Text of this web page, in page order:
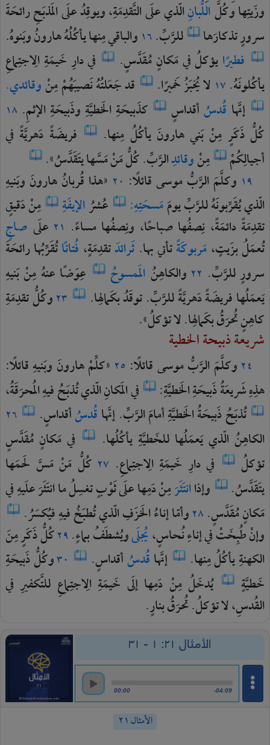
وزَيتِهاوكُلَّاللُّبانِالّذيعلَىالتَّقدِمَةِ،ويوقِدُعلَىالمَذبَحِرائحَةَ
سرورٍتذكارَها للرَّبِّ.١٦ والباقيمِنهايأكُلُهُهارونُوبَنوهُ.
فطيرًايؤكلُفيمَكانٍمُقَدَّسٍ. فيدارِخَيمَةِالِاجتِماعِ
يأكُلونَهُ. ١٧ لايُخبَزُخَميرًا. قدجَعَلتُهُنَصيبَهُمْمِنْوقائدي.
إنَّها قُدسُأقداسٍ كذَبيحَةِالخَطيَّةِوذَبيحَةِالإثمِ. ١٨
كُلُّذَكَرٍ مِنْبَنيهارونَيأكُلُ مِنها. فريضَةً دَهريَّةً في
أجيالِكُمْ
مِنْوقائدِالرَّبِّ.كُلُّمَنْمَسَّهايتَقَدَّسُ».
١٩ وكلَّمَالرَّبُّموسىقائلًا: ٢٠ «هذاقُربانُهارونَوبَنيهِ
الّذييُقَرِّبونَهُللرَّبِّيومَمَسحَتِهِ: عُشرُالإيفَةِ مِنْدَقيقٍ
تقدِمَةًدائمَةً، نِصفُهاصباحًا، ونِصفُهامساءً. ٢١ علَى صاجٍ
تُعمَلُبزَيتٍ،مَربوكَةًتأتيبها.ثَرائدَتقدِمَةٍ،فُتاتًاتُقَرِّبُهارائحَةَ
سرورٍللرَّبِّ. ٢٢ والكاهِنُالمَمسوحُ عِوَضًاعنهُمِنْبَنيهِ
يَعمَلُهافريضَةًدَهريَّةًللرَّبِّ.توقَدُبكَمالِها. ٢٣وكُلُّتقدِمَةِ
كاهِنٍتُحرَقُبكَمالِها.لاتؤكلُ».
شريعة ذبيحة الخطية
٢٤ وكلَّمَالرَّبُّموسىقائلًا: ٢٥ «كلِّمْهارونَوبَنيهِقائلًا:
هذِهِشَريعَةُذَبيحَةِالخَطيَّةِ: فيالمَكانِالّذيتُذبَحُفيهِالمُحرَقَةُ،
تُذبَحُذَبيحَةُالخَطيَّةِأمامَالرَّبِّ.إنَّهاقُدسُأقداسٍ. ٢٦
الكاهِنُالّذييَعمَلُهاللخَطيَّةِيأكُلُها. فيمَكانٍ مُقَدَّسٍ
تؤكلُ
فيدارِ خَيمَةِالِاجتِماعِ. ٢٧ كُلُّ مَنْمَسَّ لَحمَها
يتَقَدَّسُ.
وإذاانتَثَرَمِنْدَمِهاعلَىثَوْبٍتغسِلُماانتَثَرَعلَيهِفي
مَكانٍمُقَدَّسٍ. ٢٨وأمّاإناءُالخَزَفِالّذيتُطبَخُفيهِفيُكسَرُ.
وإنْطُبِخَتْفيإناءِنُحاسٍ،يُجلَىويُشطَفُبماءٍ.٢٩كُلُّذَكَرٍمِنَ
الكهنةِيأكُلُمِنها. إنَّهاقُدسُأقداسٍ. ٣٠وكُلُّذَبيحَةِ
خَطيَّةٍ
يُدخَلُمِنْ دَمِهاإلَى خَيمَةِالِاجتِماعِ للتَّكفيرِ في
القُدسِ،لاتؤكلُ.تُحرَقُبنارٍ.
الأمثال ٢١: ١ - ٣١
00:00 -04:09
الأمثال ٢١